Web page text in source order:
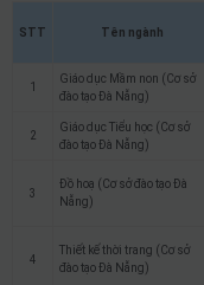
STT Tên ngành
1
Giáo dục Mầm non (Cơ sở
đào tạo Đà Nẵng)
2
Giáo dục Tiểu học (Cơ sở
đào tạo Đà Nẵng)
3
Đồ hoạ (Cơ sở đào tạo Đà
Nẵng)
4
Thiết kế thời trang (Cơ sở
đào tạo Đà Nẵng)